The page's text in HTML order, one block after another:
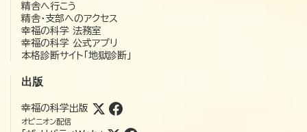
精舎へ行こう
精舎・支部へのアクセス
幸福の科学 法務室
幸福の科学 公式アプリ
本格診断サイト「地獄診断」
出版
幸福の科学出版
オピニオン配信